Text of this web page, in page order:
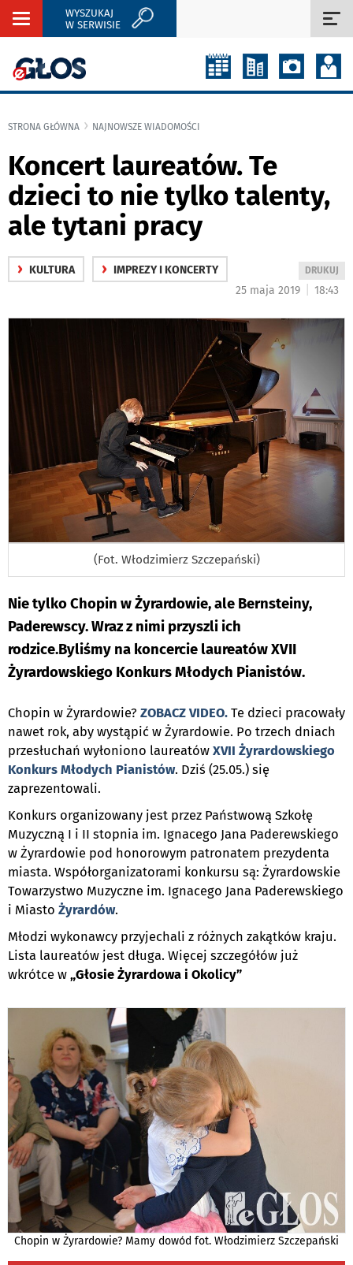
Rozwiń
WYSZUKAJ
W SERWISIE
STRONA GŁÓWNA NAJNOWSZE WIADOMOŚCI
Koncert laureatów. Te
dzieci to nie tylko talenty,
ale tytani pracy
› KULTURA › IMPREZY I KONCERTY
WYDRUKUJ
DO
DRUKUJ
25 maja 2019 18:43
(Fot. Włodzimierz Szczepański)
Nie tylko Chopin w Żyrardowie, ale Bernsteiny,
Paderewscy. Wraz z nimi przyszli ich
rodzice.Byliśmy na koncercie laureatów XVII
Żyrardowskiego Konkurs Młodych Pianistów.
Chopin w Żyrardowie? ZOBACZ VIDEO. Te dzieci pracowały
nawet rok, aby wystąpić w Żyrardowie. Po trzech dniach
przesłuchań wyłoniono laureatów XVII Żyrardowskiego
Konkurs Młodych Pianistów. Dziś (25.05.) się
zaprezentowali.
Konkurs organizowany jest przez Państwową Szkołę
Muzyczną I i II stopnia im. Ignacego Jana Paderewskiego
w Żyrardowie pod honorowym patronatem prezydenta
miasta. Współorganizatorami konkursu są: Żyrardowskie
Towarzystwo Muzyczne im. Ignacego Jana Paderewskiego
i Miasto Żyrardów.
Młodzi wykonawcy przyjechali z różnych zakątków kraju.
Lista laureatów jest długa. Więcej szczegółów już
wkrótce w „Głosie Żyrardowa i Okolicy”
Chopin w Żyrardowie? Mamy dowód fot. Włodzimierz Szczepański